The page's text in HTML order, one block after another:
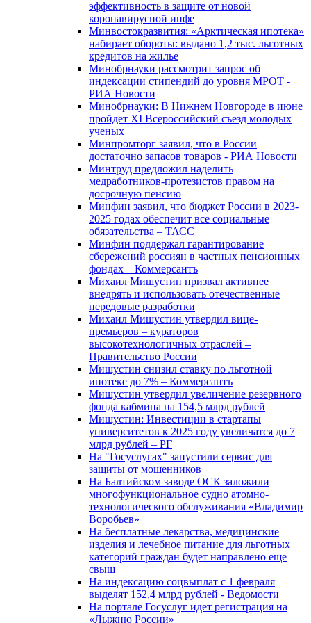
эффективность в защите от новой
коронавирусной инфе
Минвостокразвития: «Арктическая ипотека»
набирает обороты: выдано 1,2 тыс. льготных
кредитов на жилье
Минобрнауки рассмотрит запрос об
индексации стипендий до уровня МРОТ -
РИА Новости
Минобрнауки: В Нижнем Новгороде в июне
пройдет XI Всероссийский съезд молодых
ученых
Минпромторг заявил, что в России
достаточно запасов товаров - РИА Новости
Минтруд предложил наделить
медработников-протезистов правом на
досрочную пенсию
Минфин заявил, что бюджет России в 2023-
2025 годах обеспечит все социальные
обязательства – ТАСС
Минфин поддержал гарантирование
сбережений россиян в частных пенсионных
фондах – Коммерсантъ
Михаил Мишустин призвал активнее
внедрять и использовать отечественные
передовые разработки
Михаил Мишустин утвердил вице-
премьеров – кураторов
высокотехнологичных отраслей –
Правительство России
Мишустин снизил ставку по льготной
ипотеке до 7% – Коммерсантъ
Мишустин утвердил увеличение резервного
фонда кабмина на 154,5 млрд рублей
Мишустин: Инвестиции в стартапы
университетов к 2025 году увеличатся до 7
млрд рублей – РГ
На "Госуслугах" запустили сервис для
защиты от мошенников
На Балтийском заводе ОСК заложили
многофункциональное судно атомно-
технологического обслуживания «Владимир
Воробьев»
На бесплатные лекарства, медицинские
изделия и лечебное питание для льготных
категорий граждан будет направлено еще
свыш
На индексацию соцвыплат с 1 февраля
выделят 152,4 млрд рублей - Ведомости
На портале Госуслуг идет регистрация на
«Лыжню России»